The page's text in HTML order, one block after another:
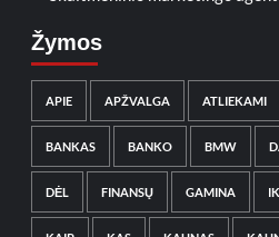
Žymos
APIE APŽVALGA ATLIEKAMI
BANKAS BANKO BMW
DĖL FINANSŲ GAMINA